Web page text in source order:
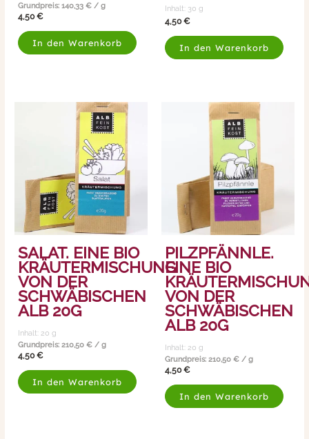
Grundpreis:140,33€ /g
4,50€
In den Warenkorb
Inhalt: 30 g
4,50€
In den Warenkorb
SALAT. EINE BIO
KRÄUTERMISCHUNG
VON DER
SCHWÄBISCHEN
ALB 20G
Inhalt: 20g
Grundpreis:210,50€ /g
4,50€
In den Warenkorb
PILZPFÄNNLE.
EINE BIO
VON DER
SCHWÄBISCHEN
ALB 20G
Inhalt: 20 g
Grundpreis: 210,50 € / g
4,50€
In den Warenkorb